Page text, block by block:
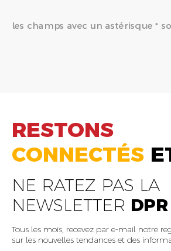
les champs avec un astérisque *
RESTONS
CONNECTÉS
NE RATEZ PAS LA
NEWSLETTER DPR
Tous les mois, recevez par e-mail notre
sur les nouvelles tendances et des